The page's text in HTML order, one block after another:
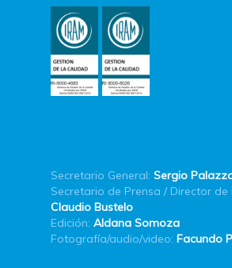
Secretario General: Sergio
Secretario de Prensa / Director de
Claudio Bustelo
Edición: Aldana Somoza
Fotografía/audio/video: Facundo